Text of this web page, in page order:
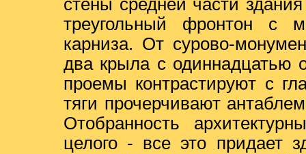
стены средней части
треугольный фронтон с
карниза. От сурово-
два крыла с одиннадцатью
проемы контрастируют с
тяги прочерчивают
Отобранность
целого - все это придает